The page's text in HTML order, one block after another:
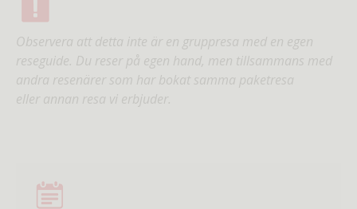
Observera att detta inte är en gruppresa med en egen
reseguide. Du reser på egen hand, men tillsammans med
andra resenärer som har bokat samma paketresa
eller annan resa vi erbjuder.